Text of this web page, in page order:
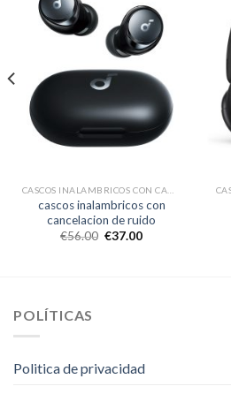
cascos inalambricos con
cancelacion de ruido
€56.00 €37.00
POLÍTICAS
Politica de privacidad